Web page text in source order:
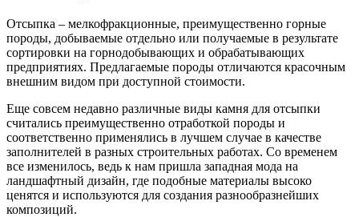
Отсыпка – мелкофракционные, преимущественно горные
породы, добываемые отдельно или получаемые в результате
сортировки на горнодобывающих и обрабатывающих
предприятиях. Предлагаемые породы отличаются красочным
внешним видом при доступной стоимости.
Еще совсем недавно различные виды камня для отсыпки
считались преимущественно отработкой породы и
соответственно применялись в лучшем случае в качестве
заполнителей в разных строительных работах. Со временем
все изменилось, ведь к нам пришла западная мода на
ландшафтный дизайн, где подобные материалы высоко
ценятся и используются для создания разнообразнейших
композиций.